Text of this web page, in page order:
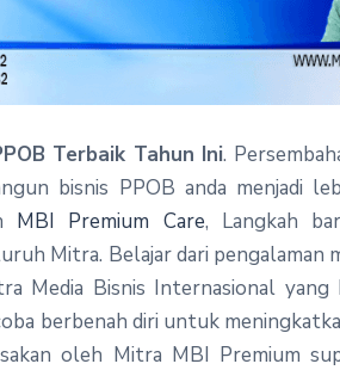
Terbaik Tahun Ini.
bisnis PPOB anda menjadi
MBI Premium Care, Langkah
Mitra. Belajar dari pengalaman
Media Bisnis Internasional yang
berbenah diri untuk
oleh Mitra MBI Premium